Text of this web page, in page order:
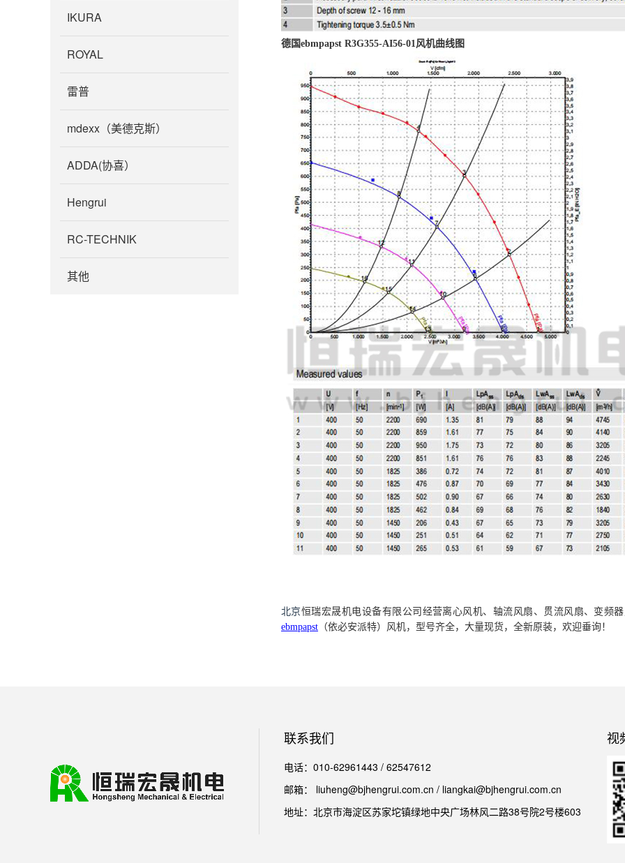
IKURA
ROYAL
雷普
mdexx（美德克斯）
ADDA(协喜）
Hengrui
RC-TECHNIK
其他
德国ebmpapst R3G355-AI56-01风机曲线图
北京恒瑞宏晟机电设备有限公司经营离心风机、轴流风扇、贯流风扇、变频
ebmpapst （依必安派特）风机，型号齐全，大量现货，全新原装，欢迎垂询！
联系我们
电话：010-62961443 / 62547612
邮箱： liuheng@bjhengrui.com.cn / liangkai@bjhengrui.com.cn
地址：北京市海淀区苏家坨镇绿地中央广场林风二路38号院2号楼603
视